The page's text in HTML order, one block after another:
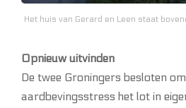
Het huis van Gerard en Leen staat
Opnieuw uitvinden
De twee Groningers besloten
aardbevingsstress het lot in